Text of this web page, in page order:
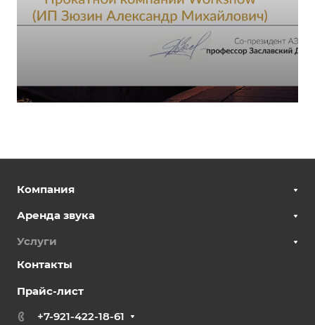
Компания
Аренда звука
Услуги
Контакты
Прайс-лист
+7-921-422-18-61